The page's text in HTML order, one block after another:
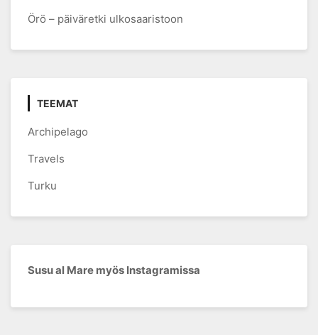
Örö – päiväretki ulkosaaristoon
TEEMAT
Archipelago
Travels
Turku
Susu al Mare myös Instagramissa